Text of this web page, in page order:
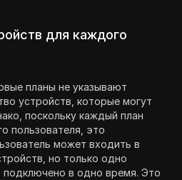
для каждого
планы не указывают
устройств, которые могут
поскольку каждый план
пользователя, это
может входить в
но только одно
в одно время. Это